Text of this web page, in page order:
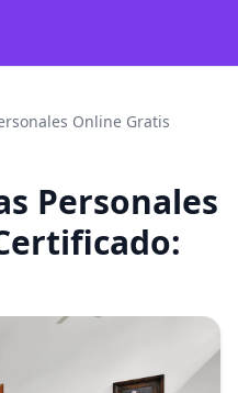
Online Gratis
Personales